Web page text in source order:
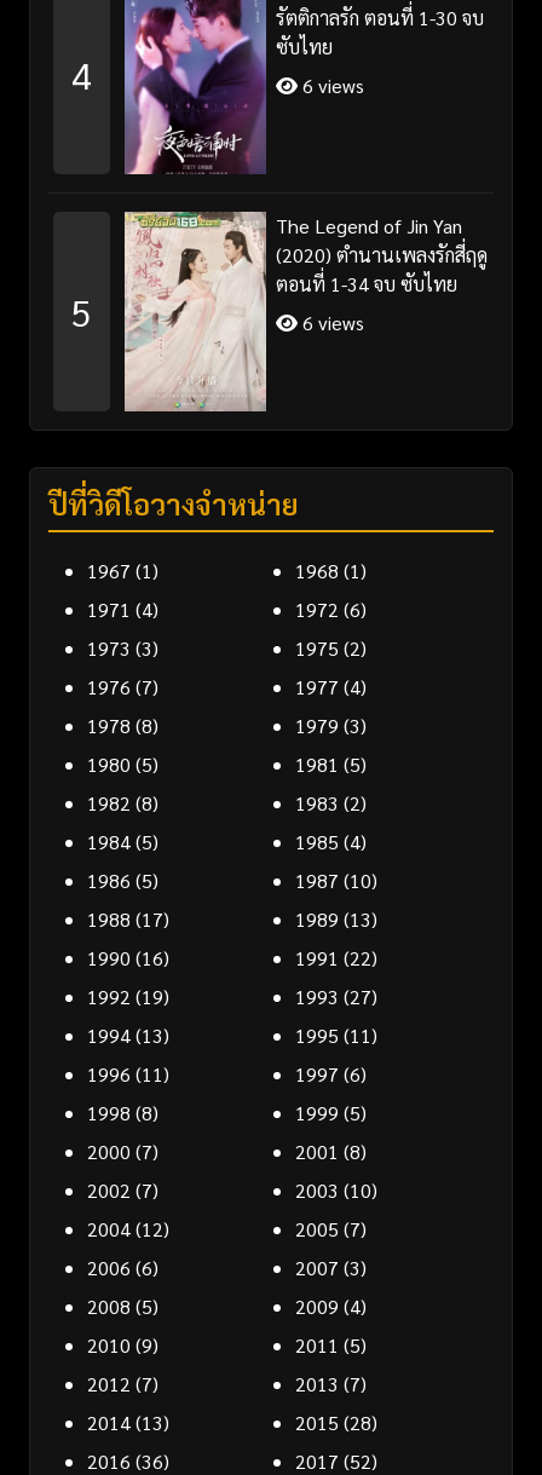
4
รัตติกาลรัก ตอนที่ 1-30 จบ
ซับไทย
6 views
5
The Legend of Jin Yan
(2020) ตำนานเพลงรักสี่ฤดู
ตอนที่ 1-34 จบ ซับไทย
6 views
ปีที่วิดีโอวางจำหน่าย
1967 (1) 1968 (1)
1971 (4) 1972 (6)
1973 (3) 1975 (2)
1976 (7) 1977 (4)
1978 (8) 1979 (3)
1980 (5) 1981 (5)
1982 (8) 1983 (2)
1984(5) 1985 (4)
1986 (5) 1987 (10)
1988 (17) 1989 (13)
1990 (16) 1991 (22)
1992 (19) 1993 (27)
1994(13) 1995 (11)
1996 (11) 1997 (6)
1998 (8) 1999 (5)
2000 (7) 2001 (8)
2002 (7) 2003 (10)
2004(12) 2005 (7)
2006 (6) 2007 (3)
2008 (5) 2009 (4)
2010 (9) 2011 (5)
2012 (7) 2013 (7)
2014(13) 2015 (28)
2016 (36) 2017 (52)